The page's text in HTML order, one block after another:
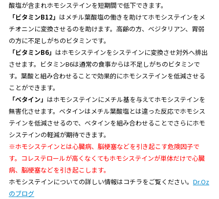
酸塩が含まれホモシステインを短期間で低下できます。
「ビタミンB12」 はメチル葉酸塩の働きを助けてホモシステインをメ
チオニンに変換させるのを助けます。高齢の方、ベジタリアン、胃弱
の方に不足しがちのビタミンです。
「ビタミンB6」 はホモシステインをシステインに変換させ対外へ排出
させます。ビタミンB6は通常の食事からは不足しがちのビタミンで
す。葉酸と組み合わせることで効果的にホモシステインを低減させる
ことができます。
「ベタイン」 はホモシステインにメチル基を与えてホモシステインを
無害化させます。ベタインはメチル葉酸塩とは違った反応でホモシス
テインを低減させるので、ベタインを組み合わせることでさらにホモ
システインの軽減が期待できます。
※ホモシステインとは心臓病、脳梗塞などを引き起こす危険因子で
す。コレステロールが高くなくてもホモシステインが単体だけで心臓
病、脳梗塞などを引き起こします。
ホモシステインについての詳しい情報はコチラをご覧ください。 Dr.Oz
のブログ